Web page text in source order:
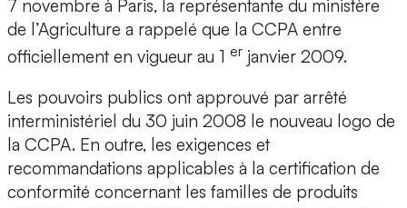
7 novembre à Paris, la représentante du ministère
de l’Agriculture a rappelé que la CCPA entre
officiellement en vigueur au 1 er janvier 2009.
Les pouvoirs publics ont approuvé par arrêté
interministériel du 30 juin 2008 le nouveau logo de
la CCPA. En outre, les exigences et
recommandations applicables à la certification de
conformité concernant les familles de produits